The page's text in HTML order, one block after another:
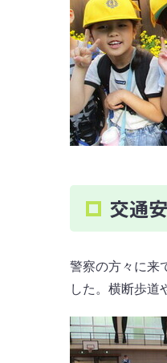
交通
警察の方々に来
した。横断歩道